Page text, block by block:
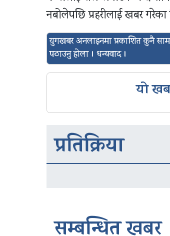
नबोलेपछि प्रहरीलाई खबर गरेका
युगखबर अनलाइनमा प्रकाशित कुनै
पठाउनु होला । धन्यवाद ।
यो
प्रतिक्रिया